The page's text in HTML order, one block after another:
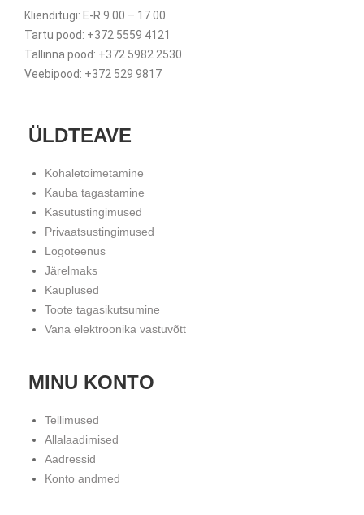
Klienditugi: E-R 9.00 – 17.00
Tartu pood: +372 5559 4121
Tallinna pood: +372 5982 2530
Veebipood: +372 529 9817
ÜLDTEAVE
Kohaletoimetamine
Kauba tagastamine
Kasutustingimused
Privaatsustingimused
Logoteenus
Järelmaks
Kauplused
Toote tagasikutsumine
Vana elektroonika vastuvõtt
MINU KONTO
Tellimused
Allalaadimised
Aadressid
Konto andmed